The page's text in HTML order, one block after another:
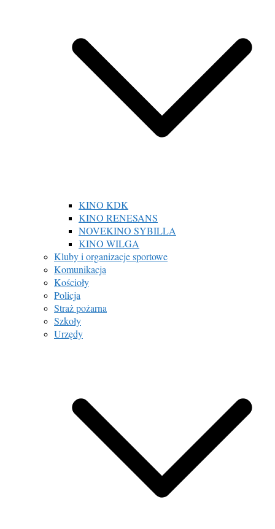
KINO KDK
KINO RENESANS
NOVEKINO SYBILLA
KINO WILGA
Kluby i organizacje sportowe
Komunikacja
Kościoły
Policja
Straż pożarna
Szkoły
Urzędy